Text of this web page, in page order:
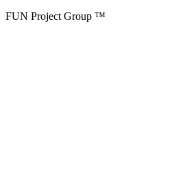
FUN Project Group ™